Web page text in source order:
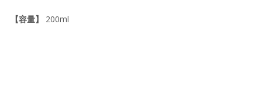
【容量】 200ml